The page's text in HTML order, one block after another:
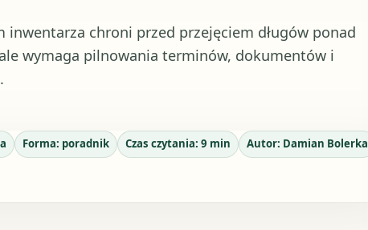
inwentarza chroni przed przejęciem długów ponad
wymaga pilnowania terminów, dokumentów i
Forma: poradnik Czas czytania: 9 min Autor: Damian Bolerka